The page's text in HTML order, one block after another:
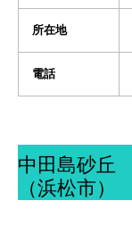
所在地
電話
中田島砂丘
（浜松市）